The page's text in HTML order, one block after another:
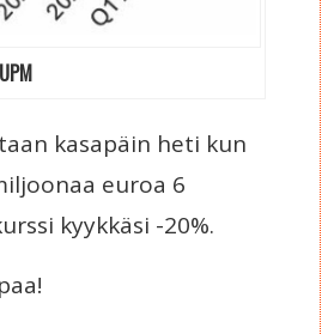
kasapäin heti kun
euroa 6
kyykkäsi -20%.